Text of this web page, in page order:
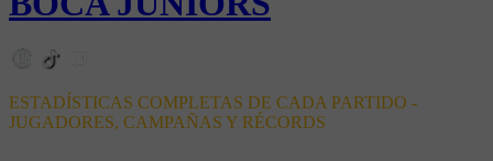
ESTADÍSTICAS COMPLETAS DE CADA PARTIDO -
JUGADORES, CAMPAÑAS Y RÉCORDS